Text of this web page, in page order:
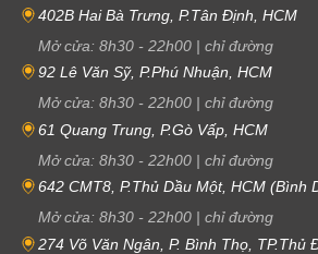
402B Hai Bà Trưng, P.Tân Định, HCM
Mở cửa: 8h30 - 22h00 | chỉ đường
92 Lê Văn Sỹ, P.Phú Nhuận, HCM
Mở cửa: 8h30 - 22h00 | chỉ đường
61 Quang Trung, P.Gò Vấp, HCM
Mở cửa: 8h30 - 22h00 | chỉ đường
642 CMT8, P.Thủ Dầu Một, HCM (Bình
Mở cửa: 8h30 - 22h00 | chỉ đường
274 Võ Văn Ngân, P. Bình Thọ, TP.Thủ